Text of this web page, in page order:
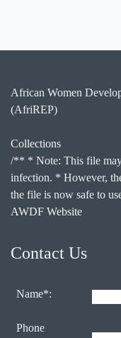
African Women
(AfriREP)
Collections
/** * Note: This file
infection. * However,
the file is now safe to
AWDF Website
Contact Us
Name*:
Phone